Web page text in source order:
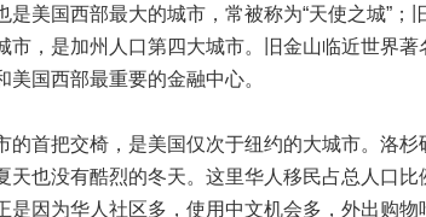
美国西部最大的城市，常被称为“天使之城”；
市，是加州人口第四大城市。旧金山临近世界
美国西部最重要的金融中心。
的首把交椅，是美国仅次于纽约的大城市。洛
天也没有酷烈的冬天。这里华人移民占总人口
是因为华人社区多，使用中文机会多，外出购物